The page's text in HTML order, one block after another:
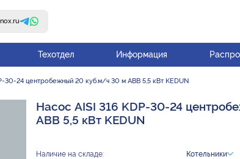
Техотдел Информация
30-24 центробежный 20 куб.м/ч 30 м ABB 5,5 кВт KEDUN
Насос AISI 316 KDP-30-24
ABB 5,5 кВт KEDUN
Наличие на складе: Котельники